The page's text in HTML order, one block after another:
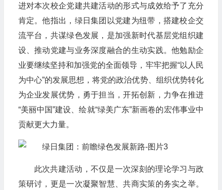
进对本次校企党建共建活动的形式与成效给予了充分
肯定。他指出，绿日集团以党建为纽带，搭建校企交
流平台，共谋绿色发展，是加强新时代基层党组织建
设、推动党建与业务深度融合的生动实践。他勉励企
业要继续坚持和加强党的全面领导，牢牢把握“以人民
为中心”的发展思想，将党的政治优势、组织优势转化
为企业发展优势，勇于担当，开拓创新，力争在推进
“美丽中国”建设、绘就“绿美广东”新画卷的宏伟事业中
贡献更大力量。
此次共建活动，不仅是一次深刻的理论学习与政
策研讨，更是一次凝聚智慧、共商实策的务实之举。